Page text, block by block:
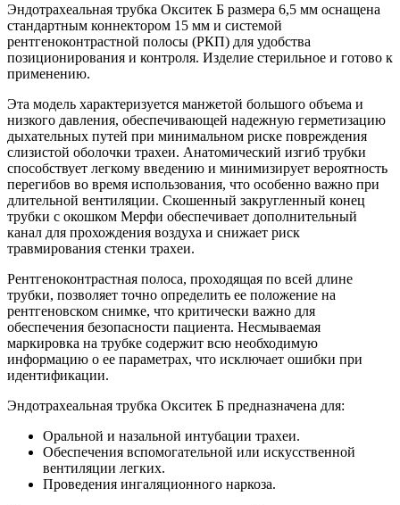
Эндотрахеальная трубка Окситек Б размера 6,5 мм оснащена
стандартным коннектором 15 мм и системой
рентгеноконтрастной полосы (РКП) для удобства
позиционирования и контроля. Изделие стерильное и готово к
применению.
Эта модель характеризуется манжетой большого объема и
низкого давления, обеспечивающей надежную герметизацию
дыхательных путей при минимальном риске повреждения
слизистой оболочки трахеи. Анатомический изгиб трубки
способствует легкому введению и минимизирует вероятность
перегибов во время использования, что особенно важно при
длительной вентиляции. Скошенный закругленный конец
трубки с окошком Мерфи обеспечивает дополнительный
канал для прохождения воздуха и снижает риск
травмирования стенки трахеи.
Рентгеноконтрастная полоса, проходящая по всей длине
трубки, позволяет точно определить ее положение на
рентгеновском снимке, что критически важно для
обеспечения безопасности пациента. Несмываемая
маркировка на трубке содержит всю необходимую
информацию о ее параметрах, что исключает ошибки при
идентификации.
Эндотрахеальная трубка Окситек Б предназначена для:
Оральной и назальной интубации трахеи.
Обеспечения вспомогательной или искусственной
вентиляции легких.
Проведения ингаляционного наркоза.